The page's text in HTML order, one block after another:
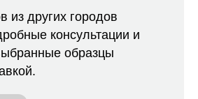
из других городов
консультации и
образцы